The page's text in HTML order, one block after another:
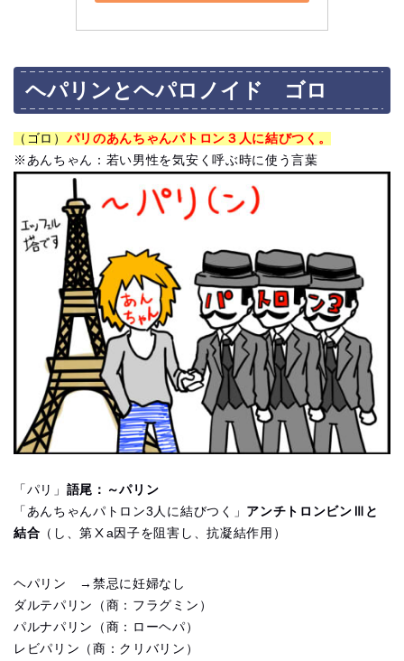
ヘパリンとヘパロノイド ゴロ
（ゴロ） パリのあんちゃんパトロン３人に結びつく。
※あんちゃん：若い男性を気安く呼ぶ時に使う言葉
「パリ」 語尾：～パリン
「あんちゃんパトロン3人に結びつく」 アンチトロンビンⅢと
結合 （し、第Ⅹa因子を阻害し、抗凝結作用）
ヘパリン →禁忌に妊婦なし
ダルテパリン（商：フラグミン）
パルナパリン（商：ローヘパ）
レビパリン（商：クリバリン）